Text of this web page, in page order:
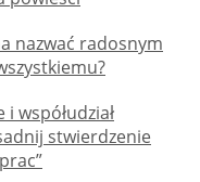
nazwać radosnym
i współudział
stwierdzenie